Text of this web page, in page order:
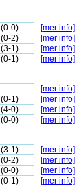
(0-0)
[mer info]
(0-2)
[mer info]
(3-1)
[mer info]
(0-1) [mer info]
[mer info]
(0-1)
[mer info]
(4-0)
[mer info]
(0-0) [mer info]
(3-1)
[mer info]
(0-2)
[mer info]
(0-0)
[mer info]
(0-1) [mer info]